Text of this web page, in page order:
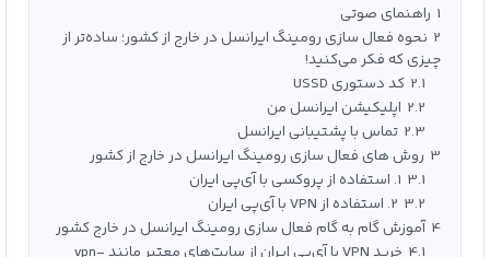
1 راهنمای صوتی
2 نحوه فعال سازی رومینگ ایرانسل در خارج از کشور؛ ساده‌تر از
چیزی که فکر می‌کنید!
2.1 کد دستوری USSD
2.2 اپلیکیشن ایرانسل من
2.3 تماس با پشتیبانی ایرانسل
3 روش‌ های فعال سازی رومینگ ایرانسل در خارج از کشور
3.1 1. استفاده از پروکسی با آی‌پی ایران
3.2 2. استفاده از VPN با آی‌پی ایران
4 آموزش گام‌ به‌ گام فعال‌ سازی رومینگ ایرانسل در خارج کشور
4.1
خرید VPN با آی‌پی ایران از سایت‌های معتبر مانند vpn-